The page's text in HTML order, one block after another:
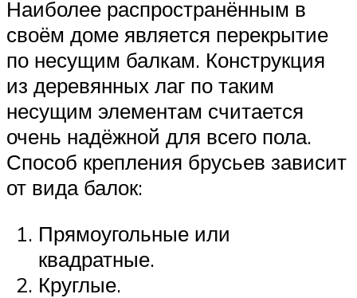
Наиболее распространённым в
своём доме является перекрытие
по несущим балкам. Конструкция
из деревянных лаг по таким
несущим элементам считается
очень надёжной для всего пола.
Способ крепления брусьев зависит
от вида балок:
Прямоугольные или
квадратные.
Круглые.